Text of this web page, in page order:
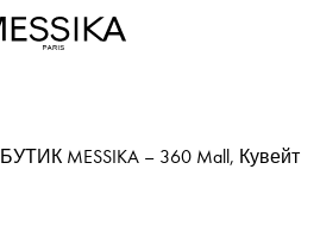
БУТИК MESSIKA – 360 Mall, Кувейт